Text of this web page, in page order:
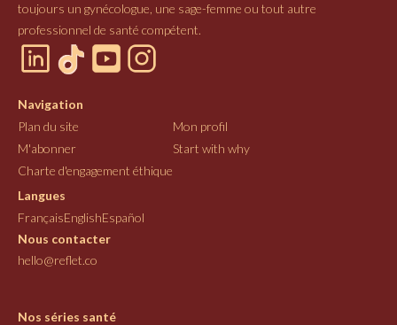
toujours un gynécologue, une sage-femme ou tout autre
professionnel de santé compétent.
Navigation
Plan du site
Mon profil
M'abonner
Start with why
Charte d'engagement éthique
Langues
FrançaisEnglishEspañol
Nous contacter
hello@reflet.co
Nos séries santé